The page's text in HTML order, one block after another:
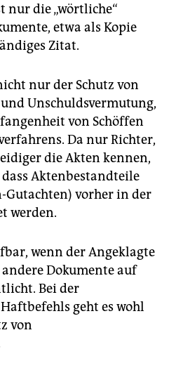
nur die „wörtliche“
etwa als Kopie
Zitat.
nur der Schutz von
Unschuldsvermutung,
von Schöffen
Da nur Richter,
die Akten kennen,
Aktenbestandteile
Gutachten) vorher in der
werden.
wenn der Angeklagte
Dokumente auf
Bei der
geht es wohl
von